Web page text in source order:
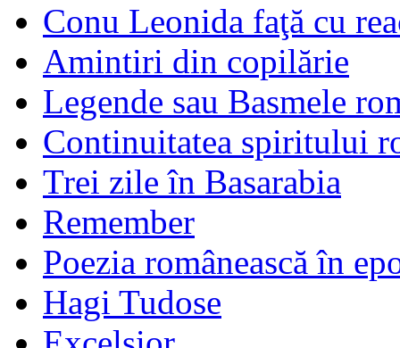
Conu Leonida faţă cu
Amintiri din copilărie
Legende sau Basmele
Continuitatea spiritului
Trei zile în Basarabia
Remember
Poezia românească în
Hagi Tudose